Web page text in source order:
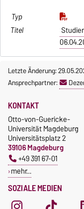
Letzte Änderung:
Ansprechpartner:
SOZIALE MEDIEN
KONTAKT
Otto-von-Guericke-
Universität Magdeburg
Universitätsplatz 2
39106 Magdeburg
+49 391 67-01
mehr…